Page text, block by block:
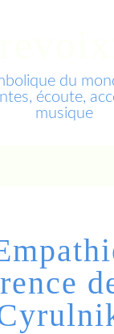
du
écoute,
musique